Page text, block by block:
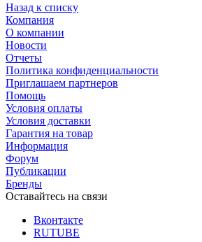
Назад к списку
Компания
О компании
Новости
Отчеты
Политика конфиденциальности
Приглашаем партнеров
Помощь
Условия оплаты
Условия доставки
Гарантия на товар
Информация
Форум
Публикации
Бренды
Оставайтесь на связи
Вконтакте
RUTUBE